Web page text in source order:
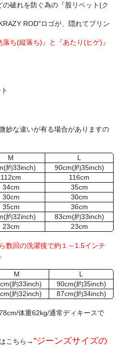
破れを防ぐ為の『股リベット(ク
ROD"ロゴが、隠れてプリン
ち(縦落ち)』と『あたり(ヒゲ)』
妙な違いが有る場合がありますの
M
L
約33inch)
90cm(約35inch)
112cm
116cm
34cm
35cm
30cm
30cm
35cm
36cm
約32inch)
83cm(約33inch)
23cm 23cm
数回の洗濯後で約１～1.5インチ
M
L
約33inch)
90cm(約35inch)
約32inch) 87cm(約34inch)
体重62kg/通常ディキースで
こちら→"ジーンズサイズの